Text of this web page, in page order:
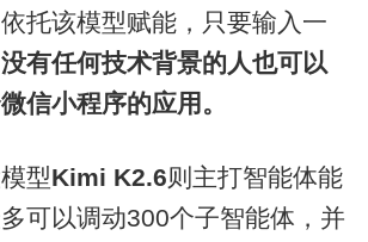
托该模型赋能，只要输入一
没有任何技术背景的人也可以
信小程序的应用。
型Kimi K2.6则主打智能体能
可以调动300个子智能体，并